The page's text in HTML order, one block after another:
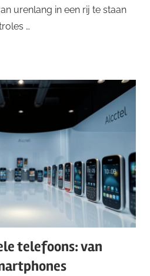
urenlang in een rij te staan
…
telefoons: van